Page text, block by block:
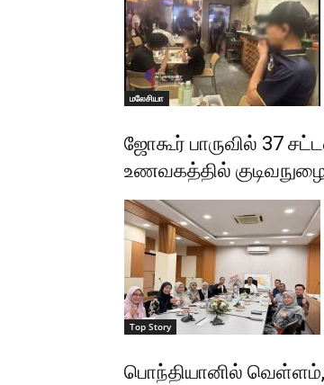
மலேசியா
ஜோகூர் பாருவில் 37
உணவகத்தில்
Top Story
பொந்தியானில் வெள்ளம்,